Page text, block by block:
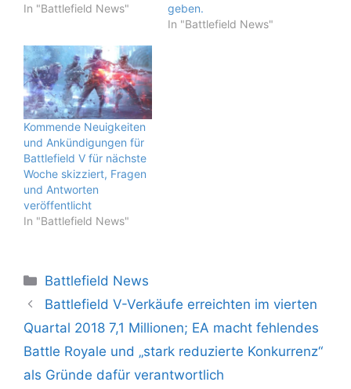
In "Battlefield News"
geben.
In "Battlefield News"
Kommende Neuigkeiten
und Ankündigungen für
Battlefield V für nächste
Woche skizziert, Fragen
und Antworten
veröffentlicht
In "Battlefield News"
Kategorien
Battlefield News
Battlefield V-Verkäufe erreichten im vierten
Quartal 2018 7,1 Millionen; EA macht fehlendes
Battle Royale und „stark reduzierte Konkurrenz“
als Gründe dafür verantwortlich